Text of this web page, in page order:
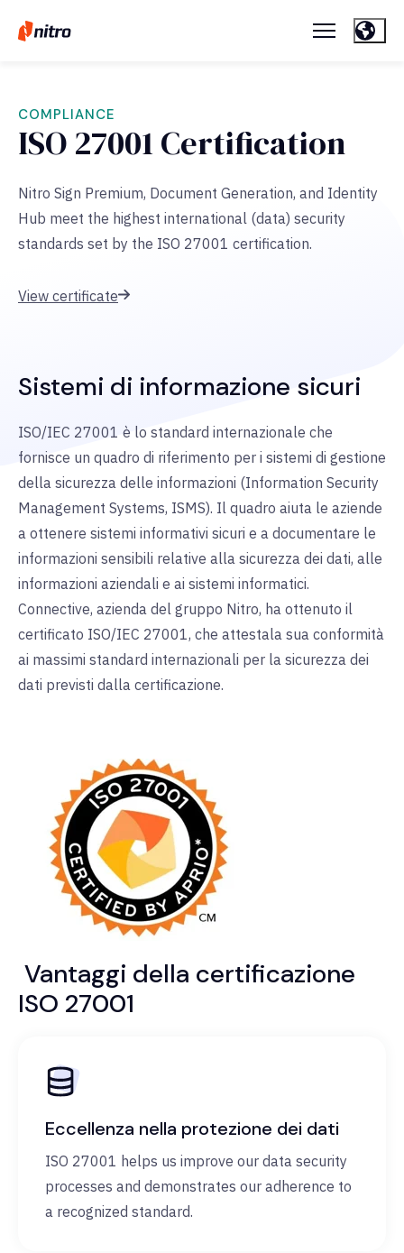
COMPLIANCE
ISO 27001 Certification
Nitro Sign Premium, Document Generation, and Identity
Hub meet the highest international (data) security
standards set by the ISO 27001 certification.
View certificate
Sistemi di informazione sicuri
ISO/IEC 27001 è lo standard internazionale che
fornisce un quadro di riferimento per i sistemi di gestione
della sicurezza delle informazioni (Information Security
Management Systems, ISMS). Il quadro aiuta le aziende
a ottenere sistemi informativi sicuri e a documentare le
informazioni sensibili relative alla sicurezza dei dati, alle
informazioni aziendali e ai sistemi informatici.
Connective, azienda del gruppo Nitro, ha ottenuto il
certificato ISO/IEC 27001, che attestala sua conformità
ai massimi standard internazionali per la sicurezza dei
dati previsti dalla certificazione.
Vantaggi della certificazione
ISO 27001
Eccellenza nella protezione dei dati
ISO 27001 helps us improve our data security
processes and demonstrates our adherence to
a recognized standard.